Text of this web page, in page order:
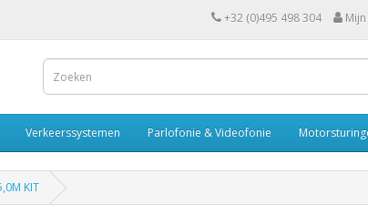
+32 (0)495 498 304
Verkeerssystemen Parlofonie & Videofonie
KIT